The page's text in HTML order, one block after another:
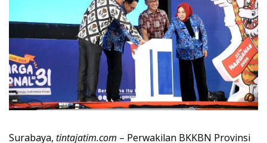
Surabaya, tintajatim.com – Perwakilan BKKBN Provinsi